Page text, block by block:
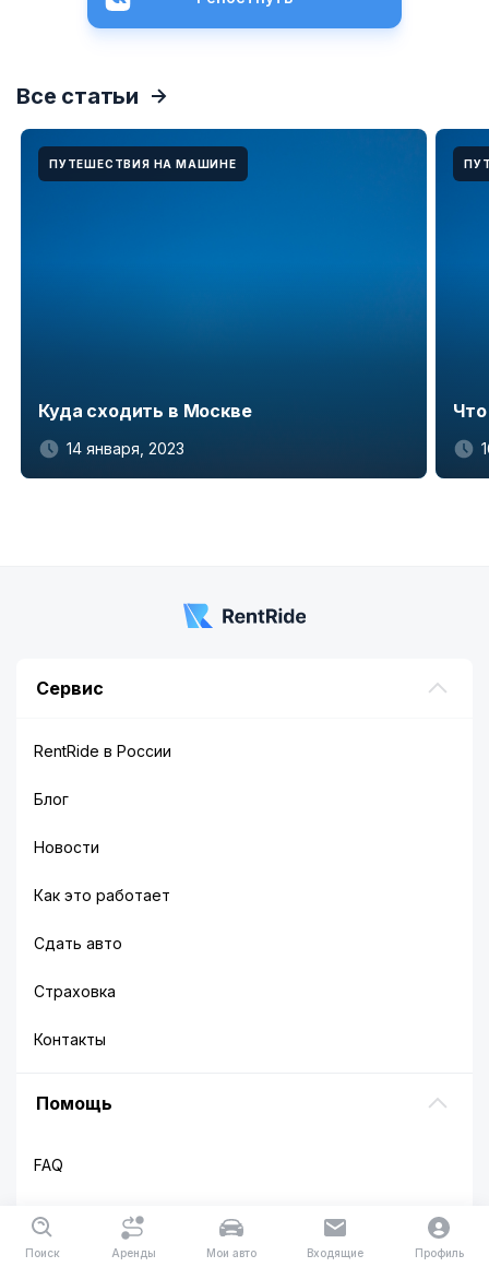
Все статьи
ПУТЕШЕСТВИЯ НА МАШИНЕ
Куда сходить в Москве
14 января, 2023
Сервис
RentRide в России
Блог
Новости
Как это работает
Сдать авто
Страховка
Контакты
Помощь
FAQ
Взять в аренду
Сдать в аренду
Поиск Аренды Мои авто Входящие Профиль